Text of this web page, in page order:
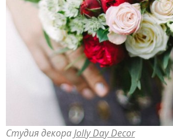
Студия декораJolly Day Decor